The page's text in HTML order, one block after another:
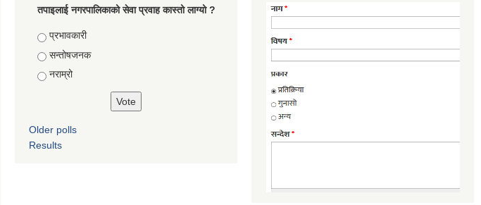
तपाइलाई नगरपालिकाको सेवा प्रवाह कास्तो लाग्यो ?
Choices
प्रभावकारी
सन्तोषजनक
नराम्रो
Older polls
Results